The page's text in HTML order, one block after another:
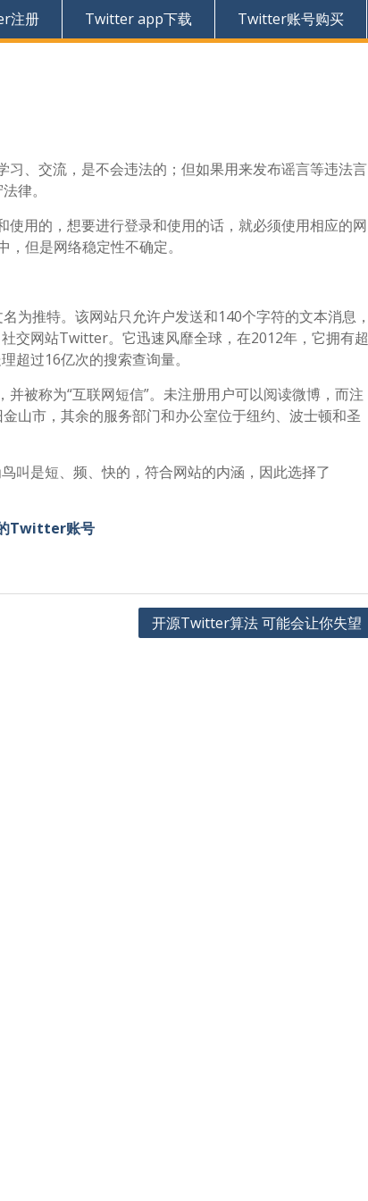
注册 Twitter app下载 Twitter账号购买
、交流，是不会违法的；但如果用来发布谣言等违法言
律。
用的，想要进行登录和使用的话，就必须使用相应的网
但是网络稳定性不确定。
为推特。该网站只允许户发送和140个字符的文本消息，
交网站Twitter。它迅速风靡全球，在2012年，它拥有超
超过16亿次的搜索查询量。
被称为“互联网短信”。未注册用户可以阅读微博，而注
山市，其余的服务部门和办公室位于纽约、波士顿和圣
是短、频、快的，符合网站的内涵，因此选择了
Twitter账号
开源Twitter算法 可能会让你失望